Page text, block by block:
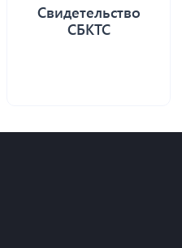
Свидетельство
СБКТС